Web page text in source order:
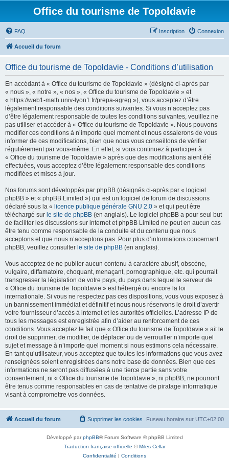
Office du tourisme de Topoldavie
FAQ Connexion
Inscription
Accueil du forum
Office du tourisme de Topoldavie - Conditions d’utilisation
En accédant à « Office du tourisme de Topoldavie » (désigné ci-après par
« nous », « notre », « nos », « Office du tourisme de Topoldavie » et
« https://web1-math.univ-lyon1.fr/prepa-agreg »), vous acceptez d’être
légalement responsable des conditions suivantes. Si vous n’acceptez pas
d’être légalement responsable de toutes les conditions suivantes, veuillez ne
pas utiliser et accéder à « Office du tourisme de Topoldavie ». Nous pouvons
modifier ces conditions à n’importe quel moment et nous essaierons de vous
informer de ces modifications, bien que nous vous conseillons de vérifier
régulièrement par vous-même. En effet, si vous continuez à participer à
« Office du tourisme de Topoldavie » après que des modifications aient été
effectuées, vous acceptez d’être légalement responsable des conditions
modifiées et mises à jour.
Nos forums sont développés par phpBB (désignés ci-après par « logiciel
phpBB » et « phpBB Limited ») qui est un logiciel de forum de discussions
déclaré sous la « licence publique générale GNU 2.0 » et qui peut être
téléchargé sur le site de phpBB (en anglais). Le logiciel phpBB a pour seul but
de faciliter les discussions sur internet et phpBB Limited ne peut en aucun cas
être tenu comme responsable de la conduite et du contenu que nous
acceptons et que nous n’acceptons pas. Pour plus d’informations concernant
phpBB, veuillez consulter le site de phpBB (en anglais).
Vous acceptez de ne publier aucun contenu à caractère abusif, obscène,
vulgaire, diffamatoire, choquant, menaçant, pornographique, etc. qui pourrait
transgresser la législation de votre pays, du pays dans lequel le serveur de
« Office du tourisme de Topoldavie » est hébergé ou encore la loi
internationale. Si vous ne respectez pas ces dispositions, vous vous exposez à
un bannissement immédiat et définitif et nous nous réservons le droit d’avertir
votre fournisseur d’accès à internet et les autorités officielles. L’adresse IP de
tous les messages est enregistrée afin d’aider au renforcement de ces
conditions. Vous acceptez le fait que « Office du tourisme de Topoldavie » ait le
droit de supprimer, de modifier, de déplacer ou de verrouiller n’importe quel
sujet et message à n’importe quel moment si nous estimons cela nécessaire.
En tant qu’utilisateur, vous acceptez que toutes les informations que vous avez
renseignées soient enregistrées dans notre base de données. Bien que ces
informations ne seront pas diffusées à une tierce partie sans votre
consentement, ni « Office du tourisme de Topoldavie », ni phpBB, ne pourront
être tenus comme responsables en cas de tentative de piratage informatique
visant à compromettre vos données.
Accueil du forum Fuseau horaire sur UTC+02:00
Supprimer les cookies
Développé parphpBB® Forum Software © phpBB Limited
Traduction française officielle ©Miles Cellar
Confidentialité | Conditions